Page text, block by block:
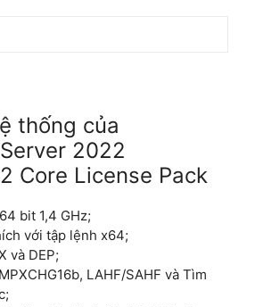
thống của
2022
Core License Pack
bit 1,4 GHz;
với tập lệnh x64;
và DEP;
LAHF/SAHF và Tìm